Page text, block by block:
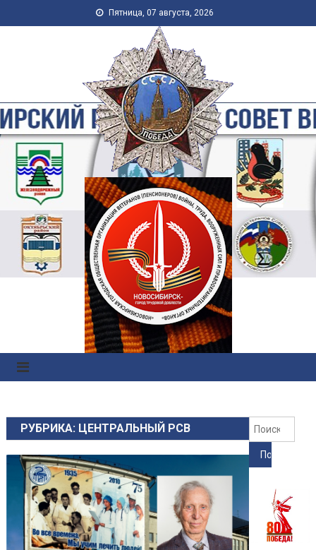
Пятница, 07 августа, 2026
Новосибирская Городская
Общественная Организация
Ветеранов-Пенсионеров
Войны, Труда, Военной
Службы и
Правоохранительных
Органов
РУБРИКА: ЦЕНТРАЛЬНЫЙ РСВ